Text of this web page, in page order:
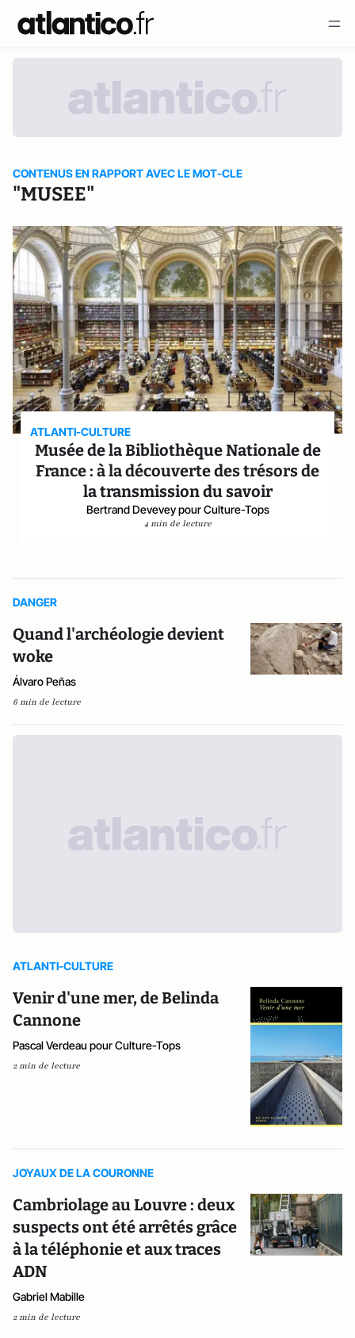
CONTENUS EN RAPPORT AVEC LE MOT-CLE
"MUSEE"
ATLANTI-CULTURE
Musée de la Bibliothèque Nationale de
France : à la découverte des trésors de
la transmission du savoir
Bertrand Devevey pour Culture-Tops
4 min de lecture
DANGER
Quand l'archéologie devient
woke
Álvaro Peñas
6 min de lecture
ATLANTI-CULTURE
Venir d'une mer, de Belinda
Cannone
Pascal Verdeau pour Culture-Tops
2 min de lecture
JOYAUX DE LA COURONNE
Cambriolage au Louvre : deux
suspects ont été arrêtés grâce
à la téléphonie et aux traces
ADN
Gabriel Mabille
2 min de lecture